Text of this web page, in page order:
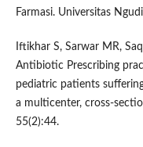
Farmasi. Universitas
Iftikhar S, Sarwar MR,
Antibiotic Prescribing
pediatric patients
a multicenter, cross-
55(2):44.